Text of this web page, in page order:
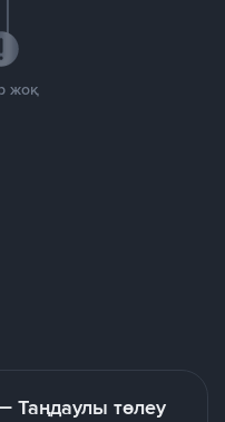
жоқ
Таңдаулы төлеу